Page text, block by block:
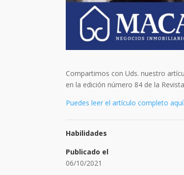
Compartimos con Uds. nuestro
en la edición número 84 de la
Puedes leer el artículo completo aquí.
Habilidades
Publicado el
06/10/2021